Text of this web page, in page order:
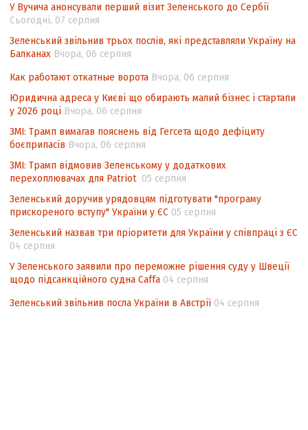
Угоди про торговельні аспекти прав
інтелектуальної власності (TRIPS) у
контексті євроінтеграції
Аналіз виборчого законодавства щодо
невизначеності механізму повторного
підрахунку голосів виборців
Інформаційна безпека суспільства
У Вучича анонсували перший візит Зеленського до Сербії
Сьогодні, 07 серпня
Зеленський звільнив трьох послів, які представляли Україну на
Балканах Вчора, 06 серпня
Как работают откатные ворота Вчора, 06 серпня
Юридична адреса у Києві що обирають малий бізнес і стартапи
у 2026 році Вчора, 06 серпня
ЗМІ: Трамп вимагав пояснень від Гегсета щодо дефіциту
боєприпасів Вчора, 06 серпня
ЗМІ: Трамп відмовив Зеленському у додаткових
перехоплювачах для Patriot 05 серпня
Зеленський доручив урядовцям підготувати "програму
прискореного вступу" України у ЄС 05 серпня
Зеленський назвав три пріоритети для України у співпраці з ЄС
04 серпня
У Зеленського заявили про переможне рішення суду у Швеції
щодо підсанкційного судна Caffa 04 серпня
Зеленський звільнив посла України в Австрії 04 серпня